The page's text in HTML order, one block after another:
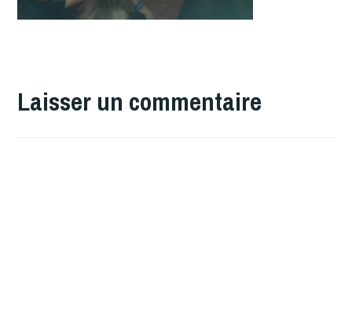
Laisser un commentaire